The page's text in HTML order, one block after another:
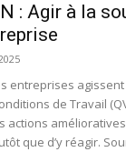
: Agir à la
entreprises
de Travail
actions
que d’y réagir.